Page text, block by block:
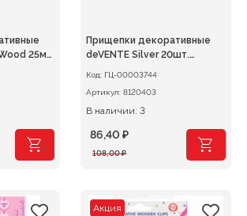
25мм
Прищепки декоративные
deVENTE Silver 20шт.
деревянные, серебристые
Код: ГЦ-00003744
Артикул: 8120403
В наличии: 3
108,00₽
Первоначальная
108,00 ₽.
86,40 ₽
Текущая
Акция